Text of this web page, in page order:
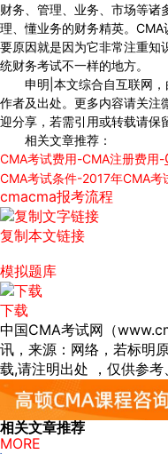
财务、管理、业务、市场等诸
理、懂业务的财务精英。
要原因就是因为它非常注重知
统财务考试不一样的地方。
申明|本文综合自互联网，
作者及出处。更多内容请关注
迎分享，若需引用或转载请保
相关文章推荐：
CMA考试费用-CMA注册费用-
CMA考试条件-2017年CMA考
cmacma报考流程
复制本文链接
模拟题库
下载
中国CMA考试网（
讯，来源：网络，若标明
载,请注明出处 ，仅供参考
相关文章推荐
MORE